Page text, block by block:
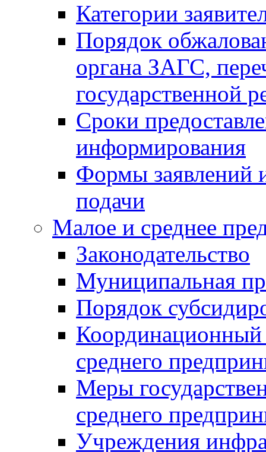
Категории
Порядок
органа ЗАГС,
государственной
Сроки
информирования
Формы заявлений
подачи
Малое и среднее
Законодательство
Муниципальная
Порядок
Координационный
среднего
Меры
среднего
Учреждения